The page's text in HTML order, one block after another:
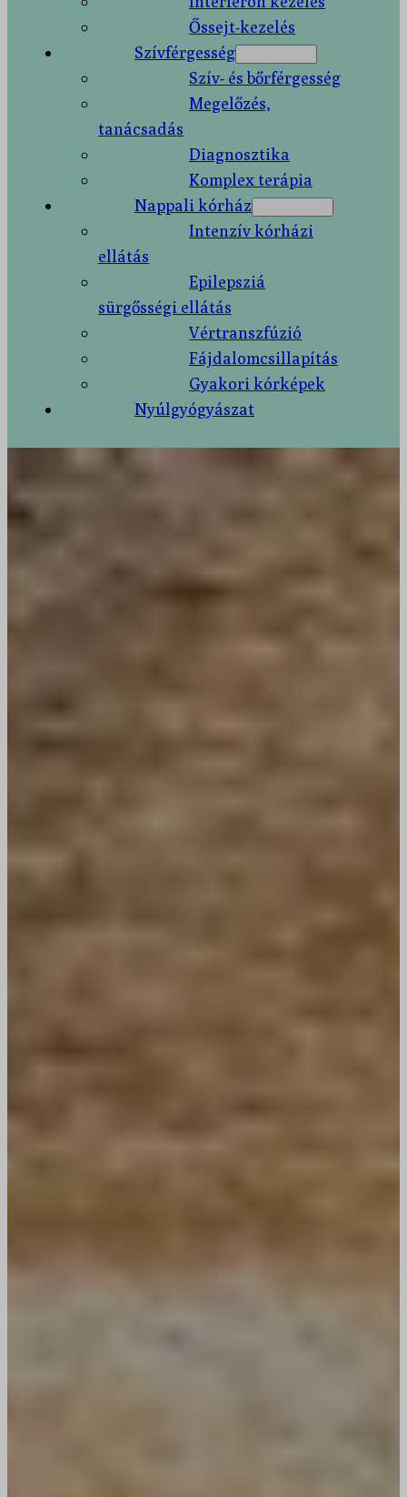
Őssejt-kezelés
Szívférgesség
Szív- és bőrférgesség
Megelőzés,
tanácsadás
Diagnosztika
Komplex terápia
Nappali kórház
Intenzív kórházi
ellátás
Epilepsziá
sürgősségi ellátás
Vértranszfúzió
Fájdalomcsillapítás
Gyakori kórképek
Nyúlgyógyászat